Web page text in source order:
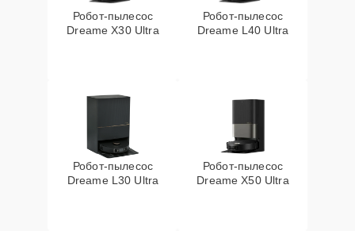
Робот-пылесос
Dreame X30 Ultra
Робот-пылесос
Dreame L40 Ultra
Робот-пылесос
Dreame L30 Ultra
Робот-пылесос
Dreame X50 Ultra